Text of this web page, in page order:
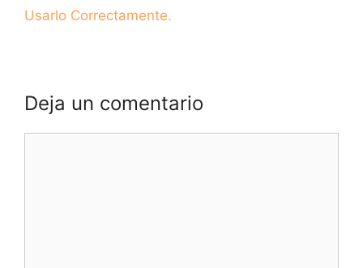
Usarlo Correctamente.
Deja un comentario